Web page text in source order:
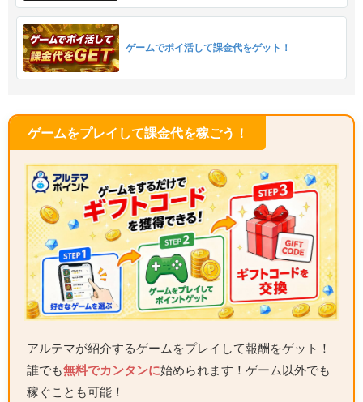
ゲームでポイ活して課金代をゲット！
ゲームをプレイして課金代を稼ごう！
アルテマが紹介するゲームをプレイして報酬をゲット！
誰でも無料でカンタンに始められます！ゲーム以外でも
稼ぐことも可能！